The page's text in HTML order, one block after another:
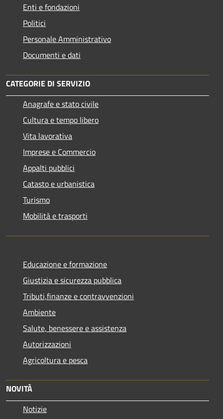
Enti e fondazioni
Politici
Personale Amministrativo
Documenti e dati
CATEGORIE DI SERVIZIO
Anagrafe e stato civile
Cultura e tempo libero
Vita lavorativa
Imprese e Commercio
Appalti pubblici
Catasto e urbanistica
Turismo
Mobilità e trasporti
Educazione e formazione
Giustizia e sicurezza pubblica
Tributi,finanze e contravvenzioni
Ambiente
Salute, benessere e assistenza
Autorizzazioni
Agricoltura e pesca
NOVITÀ
Notizie